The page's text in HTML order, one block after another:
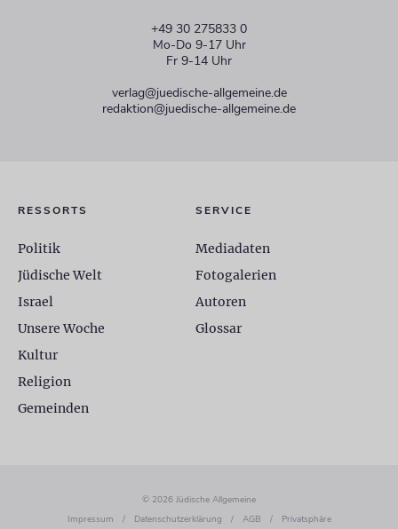
+49 30 275833 0
Mo-Do 9-17 Uhr
Fr 9-14 Uhr
verlag@juedische-allgemeine.de
redaktion@juedische-allgemeine.de
RESSORTS
Politik
Jüdische Welt
Israel
Unsere Woche
Kultur
Religion
Gemeinden
SERVICE
Mediadaten
Fotogalerien
Autoren
Glossar
© 2026 Jüdische Allgemeine
Impressum
/ Datenschutzerklärung / AGB / Privatsphäre